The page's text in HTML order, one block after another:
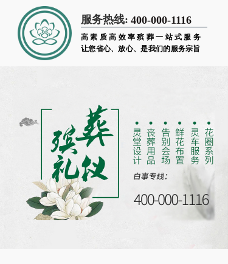
服务热线: 400-000-1116
高素质高效率殡葬一站式服务
让您省心、放心、是我们的服务宗旨